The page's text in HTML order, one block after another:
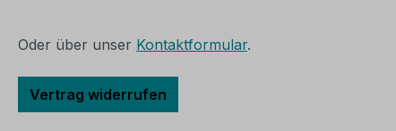
Oder über unser Kontaktformular.
Vertrag widerrufen